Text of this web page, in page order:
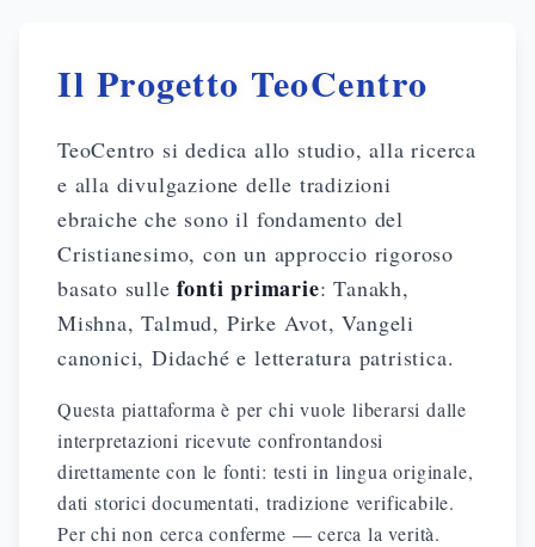
Il Progetto TeoCentro
TeoCentro si dedica allo studio, alla ricerca
e alla divulgazione delle tradizioni
ebraiche che sono il fondamento del
Cristianesimo, con un approccio rigoroso
basato sulle fonti primarie: Tanakh,
Mishna, Talmud, Pirke Avot, Vangeli
canonici, Didaché e letteratura patristica.
Questa piattaforma è per chi vuole liberarsi dalle
interpretazioni ricevute confrontandosi
direttamente con le fonti: testi in lingua originale,
dati storici documentati, tradizione verificabile.
Per chi non cerca conferme — cerca la verità.